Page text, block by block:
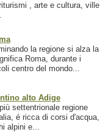
, arte e cultura, ville
la regione si alza la
Roma, durante i
centro del mondo...
alto Adige
settentrionale regione
é ricca di corsi d'acqua,
alpini e...